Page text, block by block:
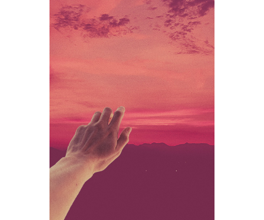
Samedi 5 octobre à 17h
Diporti di Euterpe , op. 7, no. 4,
Barbara Strozzi(1659)
#1
Lena Paugam
, comédienne et
Milène Tournier,
autrice,
Lucas Lelièvre
sonore
Helena de Laurens
comédienne et chorégraphe
Samedi 12 octobre à 17h
Le Bal des Laze, Michel Polnareff
(1968)
#1Julia Robert
performeuse, en collaboration avec
Théodora Grimmeisen
et designeuse
#2